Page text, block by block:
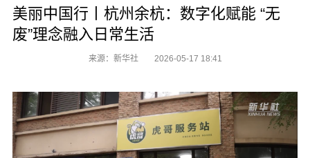
美丽中国行丨杭州余杭：数字化赋能 “无
废”理念融入日常生活
来源：新华社 2026-05-17 18:41